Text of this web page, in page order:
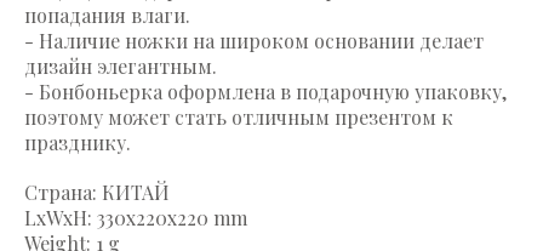
попадания влаги.
- Наличие ножки на широком основании делает
дизайн элегантным.
- Бонбоньерка оформлена в подарочную упаковку,
поэтому может стать отличным презентом к
празднику.
Страна: КИТАЙ
LxWxH: 330x220x220 mm
Weight: 1 g